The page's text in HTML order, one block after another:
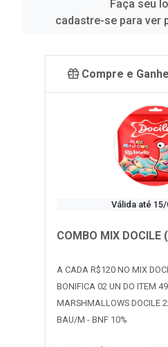
Faça seu
cadastre-se para ver
Compre e Ganhe
Válida até
COMBO MIX DOCILE
A CADA R$120 NO MIX
BONIFICA 02 UN DO ITEM
MARSHMALLOWS DOCILE
BAU/M - BNF 10%